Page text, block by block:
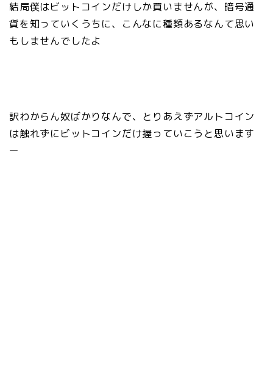
結局僕はビットコインだけしか買いませんが、暗号通
貨を知っていくうちに、こんなに種類あるなんて思い
もしませんでしたよ
訳わからん奴ばかりなんで、とりあえずアルトコイン
は触れずにビットコインだけ握っていこうと思います
ー